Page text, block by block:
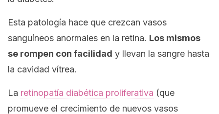
Esta patología hace que crezcan vasos
sanguíneos anormales en la retina. Los mismos
se rompen con facilidad y llevan la sangre hasta
la cavidad vítrea.
La retinopatía diabética proliferativa (que
promueve el crecimiento de nuevos vasos